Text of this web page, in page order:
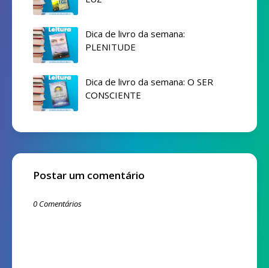
Dica de livro da semana:
PLENITUDE
Dica de livro da semana: O SER
CONSCIENTE
Postar um comentário
0 Comentários